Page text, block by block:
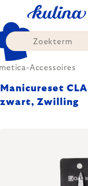
content
Accessoires
Manicureset
zwart, Zwilling